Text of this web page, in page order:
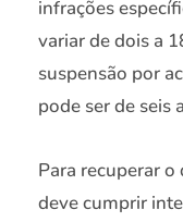
infrações
variar de dois a
suspensão por
pode ser de seis
Para recuperar
deve cumprir